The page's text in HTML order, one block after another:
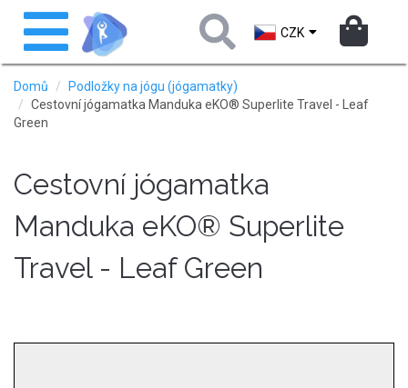
Přejít
hlavnímu
obsahu
Toggle
navigation
CZK
Domů
Podložky na jógu (jógamatky)
Cestovní jógamatka Manduka eKO® Superlite Travel - Leaf
Green
Cestovní jógamatka
Manduka eKO® Superlite
Travel - Leaf Green